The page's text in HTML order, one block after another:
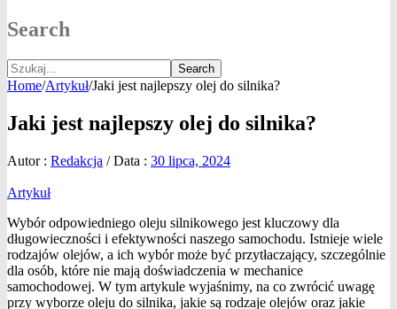
Search
Search
Home/Artykuł/Jaki jest najlepszy olej do silnika?
Jaki jest najlepszy olej do silnika?
Autor : Redakcja / Data : 30 lipca, 2024
Artykuł
Wybór odpowiedniego oleju silnikowego jest kluczowy dla
długowieczności i efektywności naszego samochodu. Istnieje wiele
rodzajów olejów, a ich wybór może być przytłaczający, szczególnie
dla osób, które nie mają doświadczenia w mechanice
samochodowej. W tym artykule wyjaśnimy, na co zwrócić uwagę
przy wyborze oleju do silnika, jakie są rodzaje olejów oraz jakie